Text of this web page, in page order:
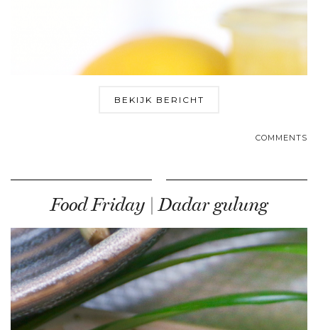
BEKIJK BERICHT
COMMENTS
Food Friday | Dadar gulung